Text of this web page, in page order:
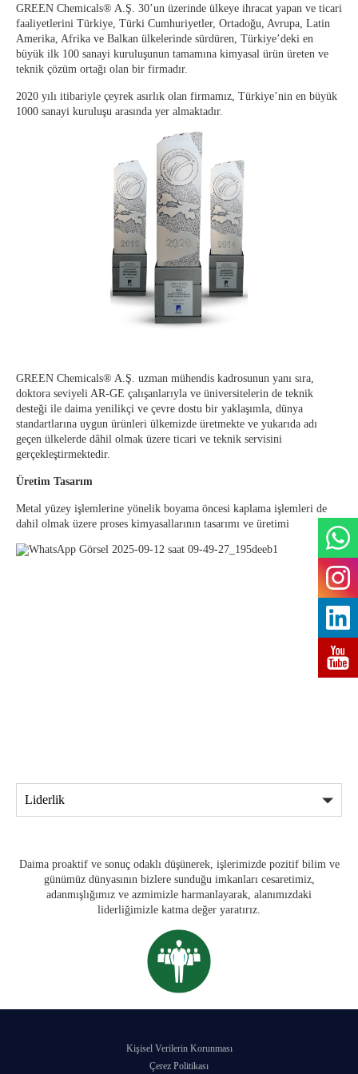
GREEN Chemicals® A.Ş. 30’un üzerinde ülkeye ihracat yapan ve ticari
faaliyetlerini Türkiye, Türki Cumhuriyetler, Ortadoğu, Avrupa, Latin
Amerika, Afrika ve Balkan ülkelerinde sürdüren, Türkiye’deki en
büyük ilk 100 sanayi kuruluşunun tamamına kimyasal ürün üreten ve
teknik çözüm ortağı olan bir firmadır.
2020 yılı itibariyle çeyrek asırlık olan firmamız, Türkiye’nin en büyük
1000 sanayi kuruluşu arasında yer almaktadır.
GREEN Chemicals® A.Ş. uzman mühendis kadrosunun yanı sıra,
doktora seviyeli AR-GE çalışanlarıyla ve üniversitelerin de teknik
desteği ile daima yenilikçi ve çevre dostu bir yaklaşımla, dünya
standartlarına uygun ürünleri ülkemizde üretmekte ve yukarıda adı
geçen ülkelerde dâhil olmak üzere ticari ve teknik servisini
gerçekleştirmektedir.
Üretim Tasarım
Metal yüzey işlemlerine yönelik boyama öncesi kaplama işlemleri de
dahil olmak üzere proses kimyasallarının tasarımı ve üretimi
Daima proaktif ve sonuç odaklı düşünerek, işlerimizde pozitif bilim ve
günümüz dünyasının bizlere sunduğu imkanları cesaretimiz,
adanmışlığımız ve azmimizle harmanlayarak, alanımızdaki
liderliğimizle katma değer yaratırız.
Kişisel Verilerin Korunması
Çerez Politikası
Çevik Organizasyonlar
Kendi Liderlerini Yetiştirme
GREEN ADH-Tech®
TreatON®
Stajyerler İçin Aydınlatma Metni